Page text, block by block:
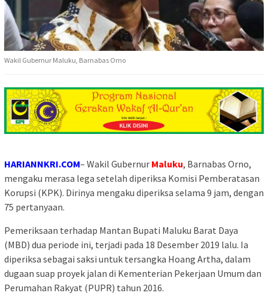
Wakil Gubernur Maluku, Barnabas Orno
HARIANNKRI.COM– Wakil Gubernur Maluku, Barnabas Orno,
mengaku merasa lega setelah diperiksa Komisi Pemberatasan
Korupsi (KPK). Dirinya mengaku diperiksa selama 9 jam, dengan
75 pertanyaan.
Pemeriksaan terhadap Mantan Bupati Maluku Barat Daya
(MBD) dua periode ini, terjadi pada 18 Desember 2019 lalu. Ia
diperiksa sebagai saksi untuk tersangka Hoang Artha, dalam
dugaan suap proyek jalan di Kementerian Pekerjaan Umum dan
Perumahan Rakyat (PUPR) tahun 2016.